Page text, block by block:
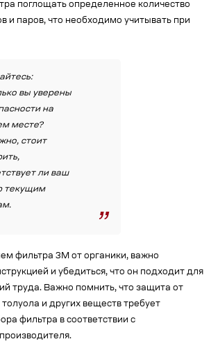
поглощать определенное количество
и паров, что необходимо учитывать при
вы уверены
на
месте?
стоит
ли ваш
текущим
фильтра 3М от органики, важно
и убедиться, что он подходит для
труда. Важно помнить, что защита от
и других веществ требует
фильтра в соответствии с